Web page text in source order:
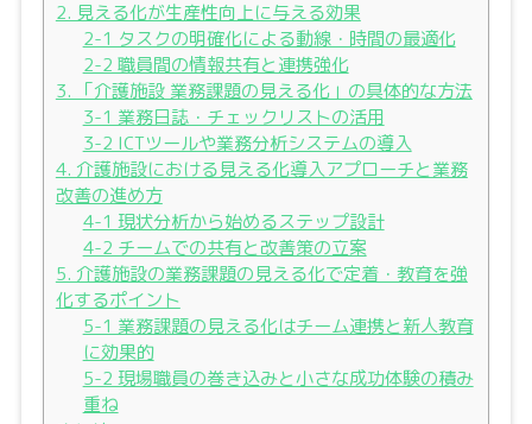
2. 見える化が生産性向上に与える効果
2-1 タスクの明確化による動線・時間の最適化
2-2 職員間の情報共有と連携強化
3. 「介護施設 業務課題の見える化」の具体的な方法
3-1 業務日誌・チェックリストの活用
3-2 ICTツールや業務分析システムの導入
4. 介護施設における見える化導入アプローチと業務
改善の進め方
4-1 現状分析から始めるステップ設計
4-2 チームでの共有と改善策の立案
5. 介護施設の業務課題の見える化で定着・教育を強
化するポイント
5-1 業務課題の見える化はチーム連携と新人教育
に効果的
5-2 現場職員の巻き込みと小さな成功体験の積み
重ね